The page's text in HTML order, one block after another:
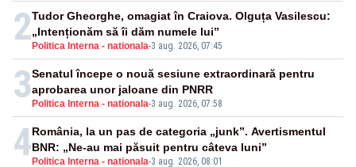
2 Politica Interna - nationala-3 aug. 2026, 07:45
Tudor Gheorghe, omagiat în Craiova. Olguța Vasilescu:
„Intenționăm să îi dăm numele lui”
3 Politica Interna - nationala-3 aug. 2026, 07:58
Senatul începe o nouă sesiune extraordinară pentru
aprobarea unor jaloane din PNRR
4 Politica Interna - nationala-3 aug. 2026, 08:01
România, la un pas de categoria „junk”. Avertismentul
BNR: „Ne-au mai păsuit pentru câteva luni”